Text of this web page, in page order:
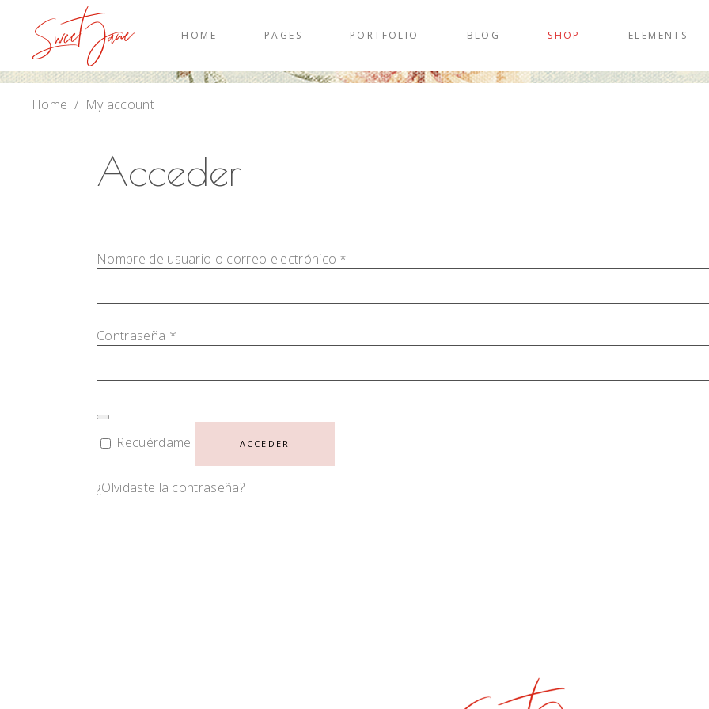
HOME PAGES PORTFOLIO BLOG SHOP ELEMENTS
Home / My account
Acceder
Nombre de usuario o correo electrónico *
Contraseña *Obligatorio
Recuérdame ACCEDER
¿Olvidaste la contraseña?